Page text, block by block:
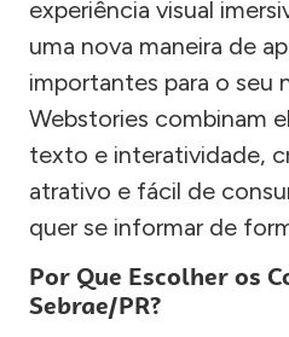
experiência visual
uma nova maneira de
importantes para o seu
Webstories combinam
texto e interatividade,
atrativo e fácil de
quer se informar de
Por Que Escolher os
Sebrae/PR?